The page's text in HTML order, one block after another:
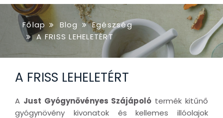
Főlap Blog
Egészség
A FRISS LEHELETÉRT
A FRISS LEHELETÉRT
A Just Gyógynövényes Szájápoló termék kitűnő
gyógynövény kivonatok és kellemes illóolajok